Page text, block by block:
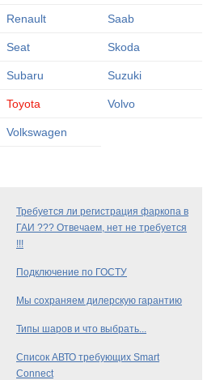
Renault Saab
Seat Skoda
Subaru Suzuki
Toyota Volvo
Volkswagen
Требуется ли регистрация фаркопа в
ГАИ ??? Отвечаем, нет не требуется
!!!
Подключение по ГОСТУ
Мы сохраняем дилерскую гарантию
Типы шаров и что выбрать...
Список АВТО требующих Smart
Connect